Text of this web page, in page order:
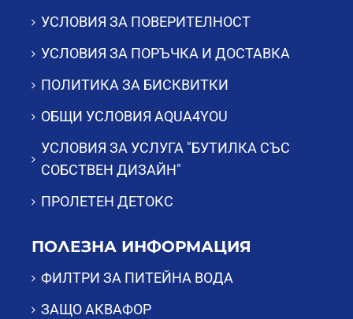
УСЛОВИЯ ЗА ПОВЕРИТЕЛНОСТ
УСЛОВИЯ ЗА ПОРЪЧКА И ДОСТАВКА
ПОЛИТИКА ЗА БИСКВИТКИ
ОБЩИ УСЛОВИЯ AQUA4YOU
УСЛОВИЯ ЗА УСЛУГА "БУТИЛКА СЪС
СОБСТВЕН ДИЗАЙН"
ПРОЛЕТЕН ДЕТОКС
ПОЛЕЗНА ИНФОРМАЦИЯ
ФИЛТРИ ЗА ПИТЕЙНА ВОДА
ЗАЩО АКВАФОР